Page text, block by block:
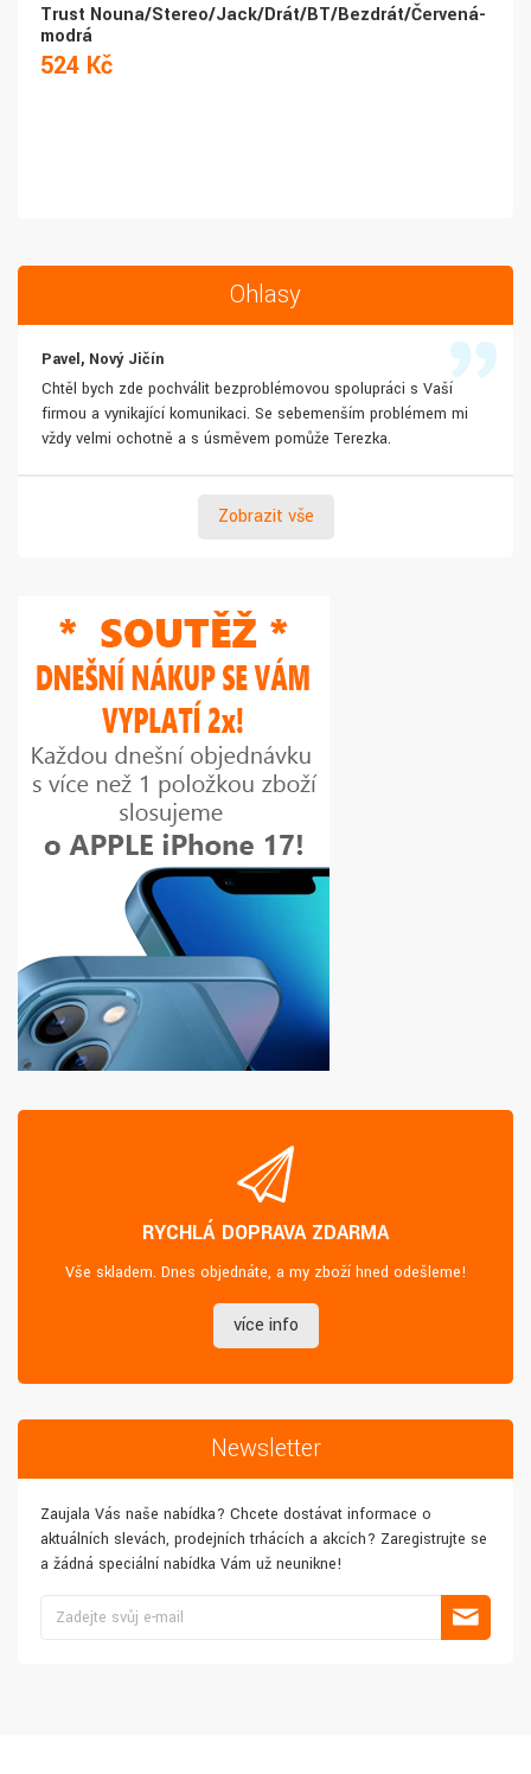
Trust Nouna/Stereo/Jack/Drát/BT/Bezdrát/Červená-
modrá
524 Kč
Ohlasy
Pavel, Nový Jičín
Chtěl bych zde pochválit bezproblémovou spolupráci s Vaší
firmou a vynikající komunikaci. Se sebemenším problémem mi
vždy velmi ochotně a s úsměvem pomůže Terezka.
Zobrazit vše
RYCHLÁ DOPRAVA ZDARMA
Vše skladem. Dnes objednáte, a my zboží hned odešleme!
více info
Newsletter
Zaujala Vás naše nabídka? Chcete dostávat informace o
aktuálních slevách, prodejních trhácích a akcích? Zaregistrujte se
a žádná speciální nabídka Vám už neunikne!